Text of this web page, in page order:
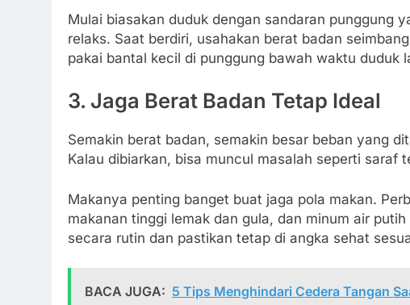
Mulai biasakan duduk dengan sandaran punggung
relaks. Saat berdiri, usahakan berat badan
pakai bantal kecil di punggung bawah waktu duduk
3. Jaga Berat Badan Tetap Ideal
Semakin berat badan, semakin besar beban yang
Kalau dibiarkan, bisa muncul masalah seperti saraf
Makanya penting banget buat jaga pola makan.
makanan tinggi lemak dan gula, dan minum air
secara rutin dan pastikan tetap di angka sehat
BACA JUGA: 5 Tips Menghindari Cedera Tangan